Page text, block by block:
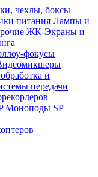
чехлы, боксы
питания Лампы и
ЖК-Экраны и
фокусы
и
передачи
Моноподы SP